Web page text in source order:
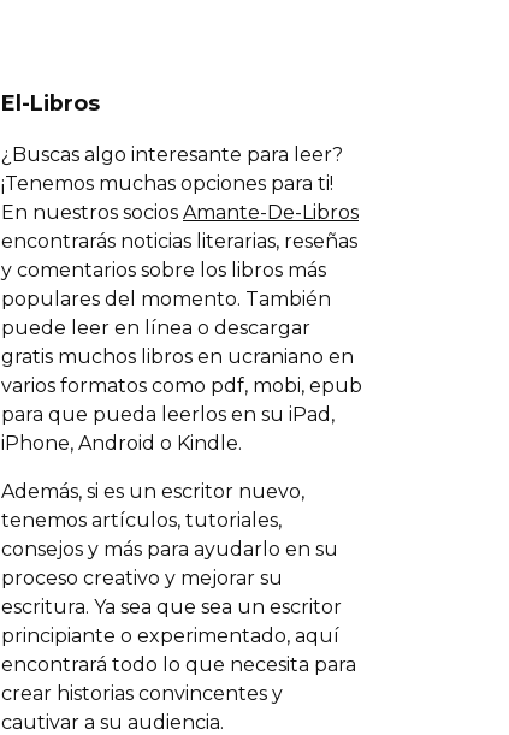
El-Libros
¿Buscas algo interesante para leer?
¡Tenemos muchas opciones para ti!
En nuestros socios Amante-De-Libros
encontrarás noticias literarias, reseñas
y comentarios sobre los libros más
populares del momento. También
puede leer en línea o descargar
gratis muchos libros en ucraniano en
varios formatos como pdf, mobi, epub
para que pueda leerlos en su iPad,
iPhone, Android o Kindle.
Además, si es un escritor nuevo,
tenemos artículos, tutoriales,
consejos y más para ayudarlo en su
proceso creativo y mejorar su
escritura. Ya sea que sea un escritor
principiante o experimentado, aquí
encontrará todo lo que necesita para
crear historias convincentes y
cautivar a su audiencia.